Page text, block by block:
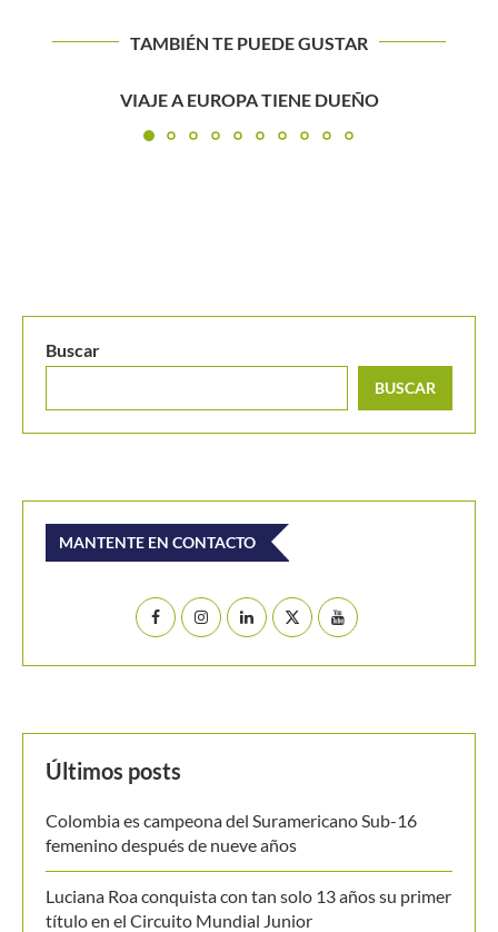
TAMBIÉN TE PUEDE GUSTAR
Djokovic y el clima de París: «En ese contexto, solo...
Buscar
BUSCAR
MANTENTE EN CONTACTO
Últimos posts
Colombia es campeona del Suramericano Sub-16
femenino después de nueve años
Luciana Roa conquista con tan solo 13 años su primer
título en el Circuito Mundial Junior